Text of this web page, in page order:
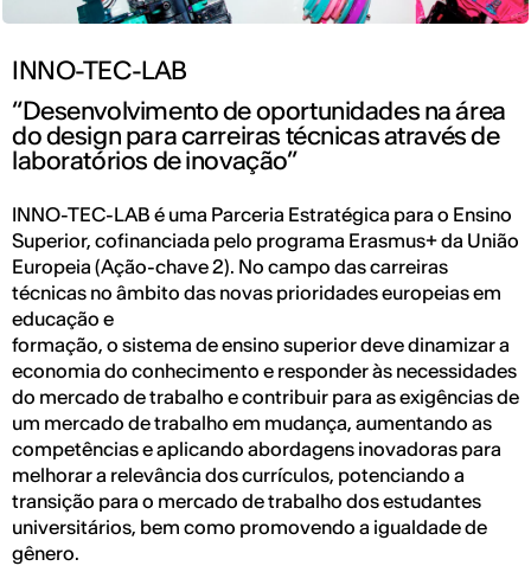
INNO-TEC-LAB
“Desenvolvimento de oportunidades na área
do design para carreiras técnicas através de
laboratórios de inovação”
INNO-TEC-LAB é uma Parceria Estratégica para o Ensino
Superior, cofinanciada pelo programa Erasmus+ da União
Europeia (Ação-chave 2). No campo das carreiras
técnicas no âmbito das novas prioridades europeias em
educação e
formação, o sistema de ensino superior deve dinamizar a
economia do conhecimento e responder às necessidades
do mercado de trabalho e contribuir para as exigências de
um mercado de trabalho em mudança, aumentando as
competências e aplicando abordagens inovadoras para
melhorar a relevância dos currículos, potenciando a
transição para o mercado de trabalho dos estudantes
universitários, bem como promovendo a igualdade de
gênero.